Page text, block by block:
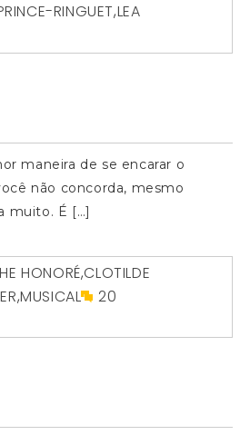
RINGUET,LEA
maneira de se encarar o
não concorda, mesmo
muito. É […]
HONORÉ,CLOTILDE
,MUSICAL
20